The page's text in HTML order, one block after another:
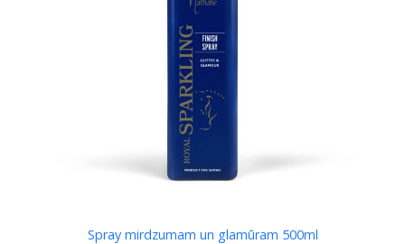
Spray mirdzumam un glamūram 500ml